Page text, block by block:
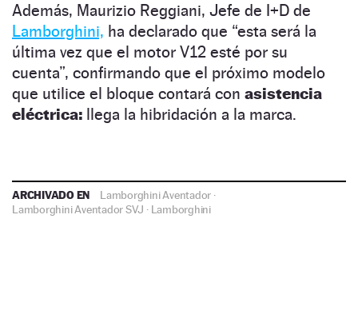
Además, Maurizio Reggiani, Jefe de I+D de
Lamborghini, ha declarado que “esta será la
última vez que el motor V12 esté por su
cuenta”, confirmando que el próximo modelo
que utilice el bloque contará con asistencia
eléctrica: llega la hibridación a la marca.
ARCHIVADO EN Lamborghini Aventador ·
Lamborghini Aventador SVJ · Lamborghini